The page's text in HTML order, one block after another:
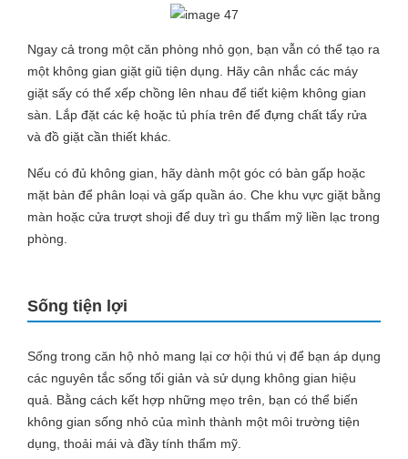
Ngay cả trong một căn phòng nhỏ gọn, bạn vẫn có thể tạo ra
một không gian giặt giũ tiện dụng. Hãy cân nhắc các máy
giặt sấy có thể xếp chồng lên nhau để tiết kiệm không gian
sàn. Lắp đặt các kệ hoặc tủ phía trên để đựng chất tẩy rửa
và đồ giặt cần thiết khác.
Nếu có đủ không gian, hãy dành một góc có bàn gấp hoặc
mặt bàn để phân loại và gấp quần áo. Che khu vực giặt bằng
màn hoặc cửa trượt shoji để duy trì gu thẩm mỹ liền lạc trong
phòng.
Sống tiện lợi
Sống trong căn hộ nhỏ mang lại cơ hội thú vị để bạn áp dụng
các nguyên tắc sống tối giản và sử dụng không gian hiệu
quả. Bằng cách kết hợp những mẹo trên, bạn có thể biến
không gian sống nhỏ của mình thành một môi trường tiện
dụng, thoải mái và đầy tính thẩm mỹ.